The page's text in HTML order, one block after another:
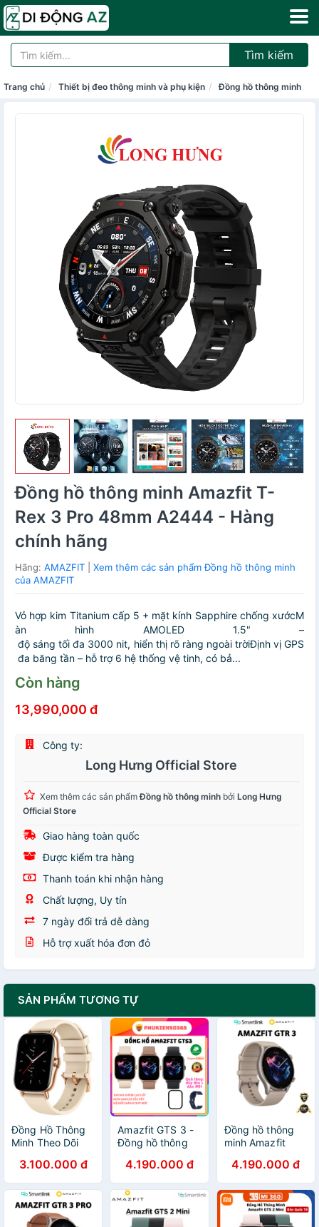
Tìm kiếm
Trang chủ Thiết bị đeo thông minh và phụ kiện Đồng hồ thông minh
Đồng hồ thông minh Amazfit T-
Rex 3 Pro 48mm A2444 - Hàng
chính hãng
Hãng: AMAZFIT
Xem thêm các sản phẩm Đồng hồ thông minh
của AMAZFIT
Vỏ hợp kim Titanium cấp 5 + mặt kính Sapphire chống xướcM
àn hình AMOLED 1.5" –
độ sáng tối đa 3000 nit, hiển thị rõ ràng ngoài trờiĐịnh vị GPS
đa băng tần – hỗ trợ 6 hệ thống vệ tinh, có bả...
Còn hàng
13,990,000 đ
Công ty:
Long Hưng Official Store
Xem thêm các sản phẩmĐồng hồ thông minh bởi Long Hưng
Official Store
Giao hàng toàn quốc
Được kiểm tra hàng
Thanh toán khi nhận hàng
Chất lượng, Uy tín
7 ngày đổi trả dễ dàng
Hỗ trợ xuất hóa đơn đỏ
SẢN PHẨM TƯƠNG TỰ
Đồng Hồ Thông
Minh Theo Dõi
Dõi Sức Khỏe
Huami Amazfit
GTS 2 - New
Seal
3.100.000 đ
Amazfit GTS 3 -
Đồng hồ thông
GTS 3 - Pin 12
ngày - Tiếng Việt
| Chính hãng -
BH 12 tháng
4.190.000 đ
Đồng hồ thông
minh Amazfit
Chính Hãng
4.190.000 đ